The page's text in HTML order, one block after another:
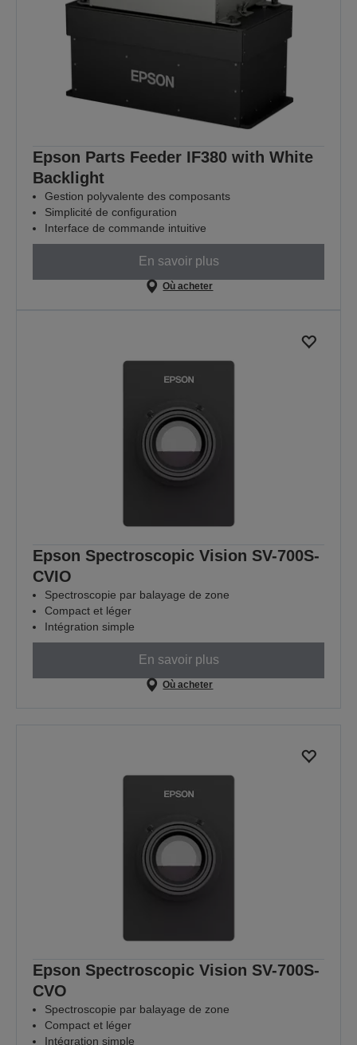
Epson Parts Feeder IF380 with White
Backlight
Gestion polyvalente des composants
Simplicité de configuration
Interface de commande intuitive
En savoir plus
Où acheter
Epson Spectroscopic Vision SV-700S-
CVIO
Spectroscopie par balayage de zone
Compact et léger
Intégration simple
En savoir plus
Où acheter
Epson Spectroscopic Vision SV-700S-
CVO
Spectroscopie par balayage de zone
Compact et léger
Intégration simple